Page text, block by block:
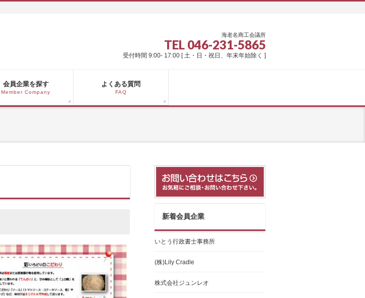
海老名商工会議所
TEL 046-231-5865
受付時間 9:00- 17:00 [ 土・日・祝日、年末年始除く ]
会員企業を探す
Member Company
よくある質問
FAQ
新着会員企業
いとう行政書士事務所
(株)Lily Cradle
株式会社ジュンレオ